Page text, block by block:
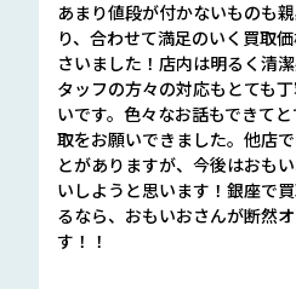
あまり値段が付かないものも
り、合わせて満足のいく買取
さいました！店内は明るく清
タッフの方々の対応もとても
いです。色々なお話もできて
取をお願いできました。他店
とがありますが、今後はおも
いしようと思います！銀座で
るなら、おもいおさんが断然
す！！